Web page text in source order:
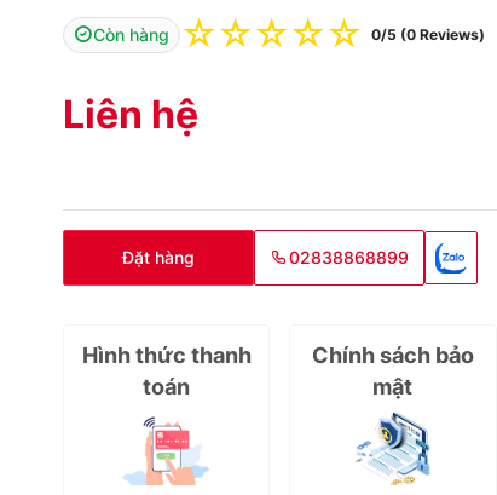
Còn hàng ☆
☆
☆
☆
☆ 0/5 (0 Reviews)
Liên hệ
Đặt hàng 02838868899
Hình thức thanh
toán
Chính sách bảo
mật